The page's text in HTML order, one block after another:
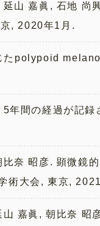
山 嘉眞, 石地 尚
, 2020年1月.
polypoid
間の経過が記
奈 昭彦. 顕微鏡
術大会, 東京,
嘉眞, 朝比奈 昭